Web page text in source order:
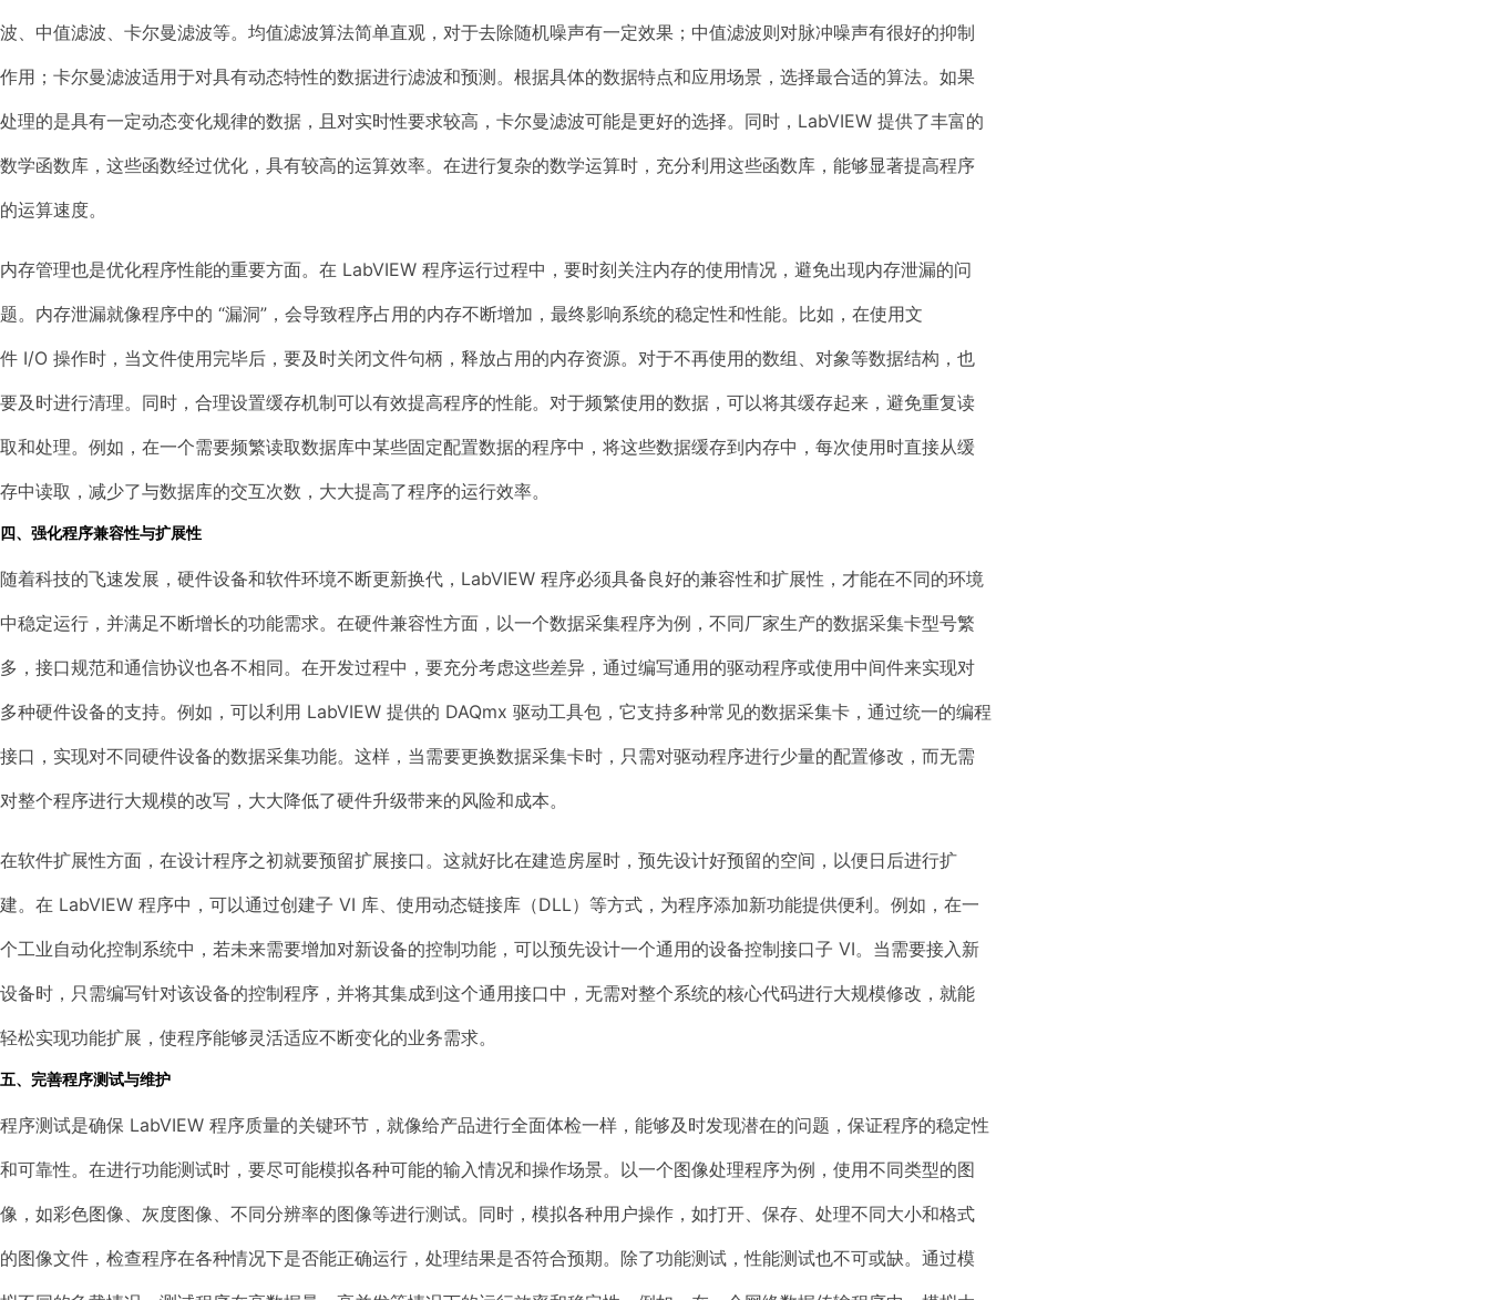
波、中值滤波、卡尔曼滤波等。均值滤波算法简单直观，对于去除随机噪声有一定效果；中值滤波则对脉冲噪声有很好的抑制
作用；卡尔曼滤波适用于对具有动态特性的数据进行滤波和预测。根据具体的数据特点和应用场景，选择最合适的算法。如果
处理的是具有一定动态变化规律的数据，且对实时性要求较高，卡尔曼滤波可能是更好的选择。同时，LabVIEW 提供了丰富的
数学函数库，这些函数经过优化，具有较高的运算效率。在进行复杂的数学运算时，充分利用这些函数库，能够显著提高程序
的运算速度。
内存管理也是优化程序性能的重要方面。在 LabVIEW 程序运行过程中，要时刻关注内存的使用情况，避免出现内存泄漏的问
题。内存泄漏就像程序中的 “漏洞”，会导致程序占用的内存不断增加，最终影响系统的稳定性和性能。比如，在使用文
件 I/O 操作时，当文件使用完毕后，要及时关闭文件句柄，释放占用的内存资源。对于不再使用的数组、对象等数据结构，也
要及时进行清理。同时，合理设置缓存机制可以有效提高程序的性能。对于频繁使用的数据，可以将其缓存起来，避免重复读
取和处理。例如，在一个需要频繁读取数据库中某些固定配置数据的程序中，将这些数据缓存到内存中，每次使用时直接从缓
存中读取，减少了与数据库的交互次数，大大提高了程序的运行效率。
四、强化程序兼容性与扩展性
随着科技的飞速发展，硬件设备和软件环境不断更新换代，LabVIEW 程序必须具备良好的兼容性和扩展性，才能在不同的环境
中稳定运行，并满足不断增长的功能需求。在硬件兼容性方面，以一个数据采集程序为例，不同厂家生产的数据采集卡型号繁
多，接口规范和通信协议也各不相同。在开发过程中，要充分考虑这些差异，通过编写通用的驱动程序或使用中间件来实现对
多种硬件设备的支持。例如，可以利用 LabVIEW 提供的 DAQmx 驱动工具包，它支持多种常见的数据采集卡，通过统一的编程
接口，实现对不同硬件设备的数据采集功能。这样，当需要更换数据采集卡时，只需对驱动程序进行少量的配置修改，而无需
对整个程序进行大规模的改写，大大降低了硬件升级带来的风险和成本。
在软件扩展性方面，在设计程序之初就要预留扩展接口。这就好比在建造房屋时，预先设计好预留的空间，以便日后进行扩
建。在 LabVIEW 程序中，可以通过创建子 VI 库、使用动态链接库（DLL）等方式，为程序添加新功能提供便利。例如，在一
个工业自动化控制系统中，若未来需要增加对新设备的控制功能，可以预先设计一个通用的设备控制接口子 VI。当需要接入新
设备时，只需编写针对该设备的控制程序，并将其集成到这个通用接口中，无需对整个系统的核心代码进行大规模修改，就能
轻松实现功能扩展，使程序能够灵活适应不断变化的业务需求。
五、完善程序测试与维护
程序测试是确保 LabVIEW 程序质量的关键环节，就像给产品进行全面体检一样，能够及时发现潜在的问题，保证程序的稳定性
和可靠性。在进行功能测试时，要尽可能模拟各种可能的输入情况和操作场景。以一个图像处理程序为例，使用不同类型的图
像，如彩色图像、灰度图像、不同分辨率的图像等进行测试。同时，模拟各种用户操作，如打开、保存、处理不同大小和格式
的图像文件，检查程序在各种情况下是否能正确运行，处理结果是否符合预期。除了功能测试，性能测试也不可或缺。通过模